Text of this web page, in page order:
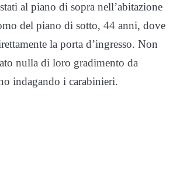
al piano di sopra nell’abitazione
del piano di sotto, 44 anni, dove
la porta d’ingresso. Non
nulla di loro gradimento da
indagando i carabinieri.